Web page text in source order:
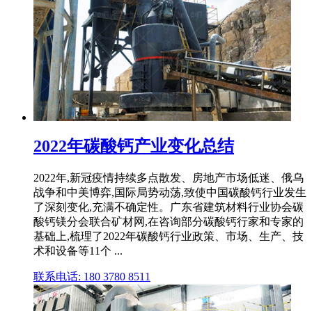
2022年碳酸钙产业变化总结
2022年,新冠疫情持续多点散发、房地产市场低迷、俄乌
战争和中美博弈,国际局势动荡,致使中国碳酸钙行业发生
了深刻变化,充满不确定性。广东省建筑材料行业协会碳
酸钙镁分会联合矿材网,在咨询部分碳酸钙行家和专家的
基础上,梳理了2022年碳酸钙行业政策、市场、生产、技
术和设备等11个 ...
联系电话: 180 3780 8511